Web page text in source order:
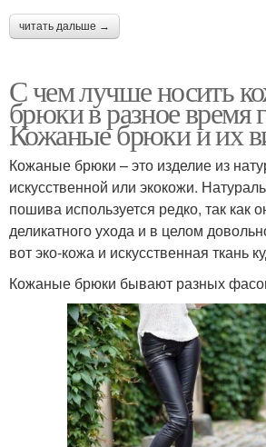
читать дальше →
С чем лучше носить
брюки в разное время
Кожаные брюки и их
Кожаные брюки – это изделие из
искусственной или экокожи.
пошива используется редко, так как
деликатного ухода и в целом
вот эко-кожа и искусственная ткань
Кожаные брюки бывают разных